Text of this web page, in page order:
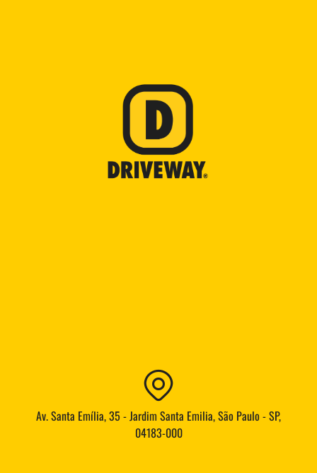
Av. Santa Emília, 35 - Jardim Santa Emilia, São Paulo - SP,
04183-000